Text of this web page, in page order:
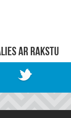
AR RAKSTU